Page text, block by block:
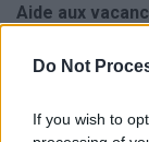
Do Not
If you wish to
Aide aux
petit budget
15 JUIN 2026